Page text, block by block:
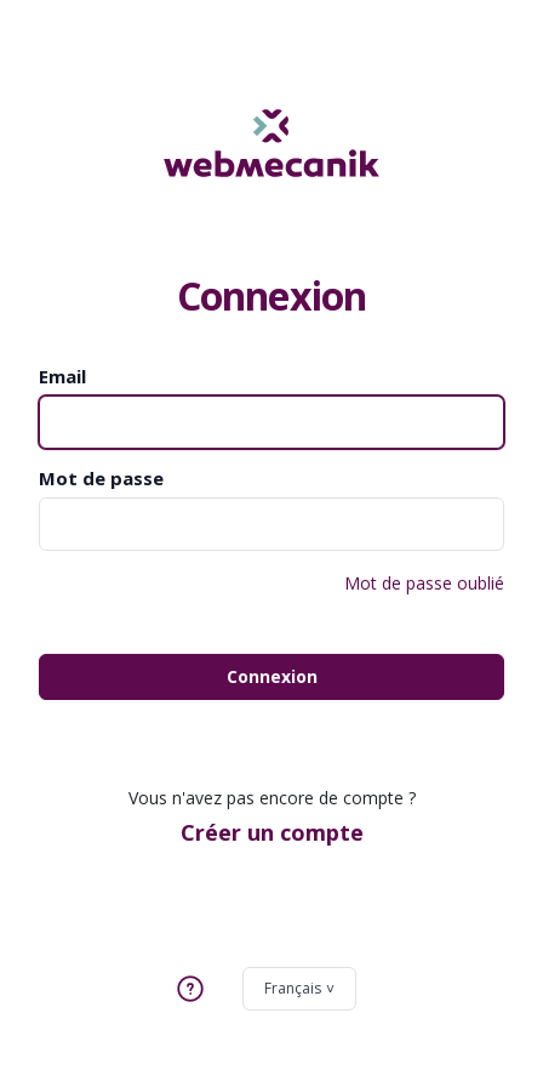
Connexion
Email
Mot de passe
Mot de passe oublié
Connexion
Vous n'avez pas encore de compte ?
Créer un compte
Français